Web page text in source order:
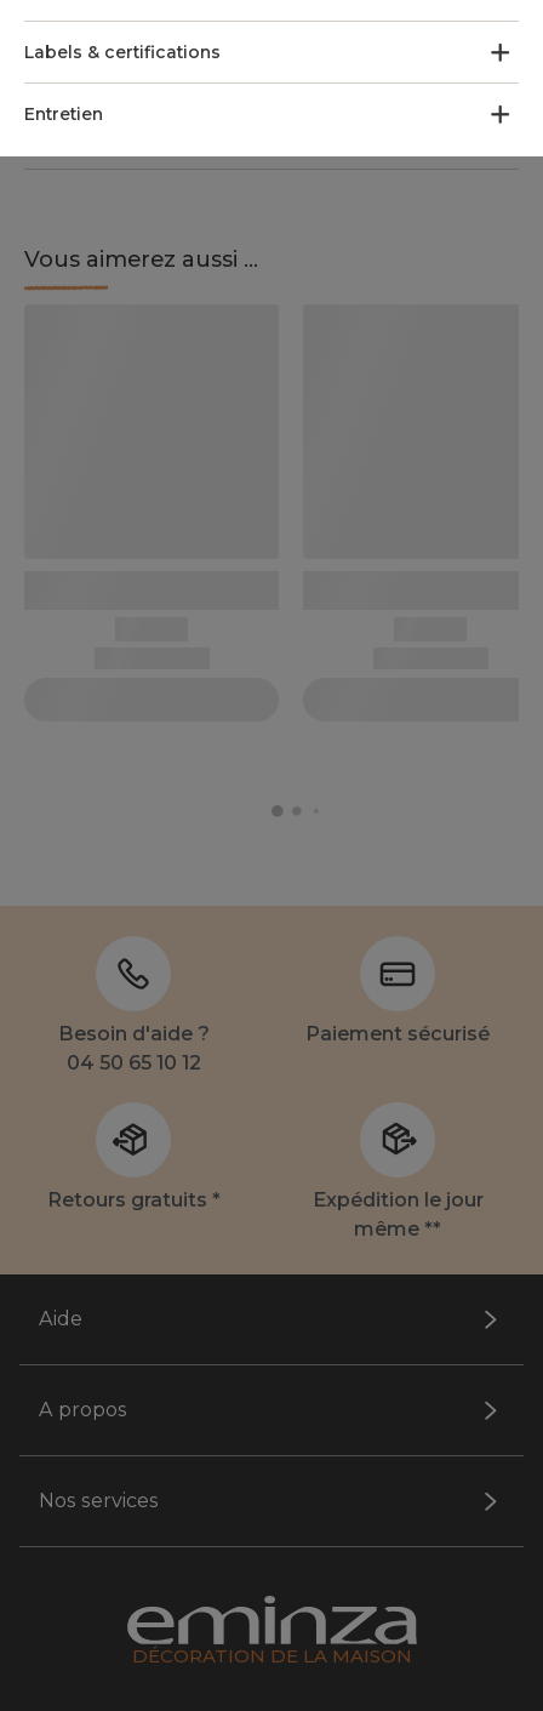
Labels & certifications
Entretien
Vous aimerez aussi ...
Besoin d'aide ?
04 50 65 10 12
Paiement sécurisé
Retours gratuits *
Expédition le jour
même **
Aide
A propos
Nos services
DÉCORATION DE LA MAISON